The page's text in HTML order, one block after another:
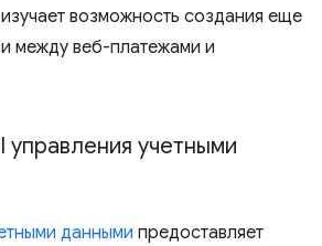
возможность создания еще
между веб-платежами и
учетными
данными предоставляет